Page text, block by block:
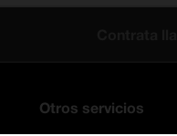
Otros servicios